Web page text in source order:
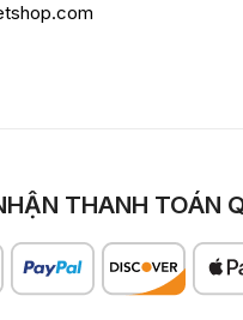
THANH TOÁN